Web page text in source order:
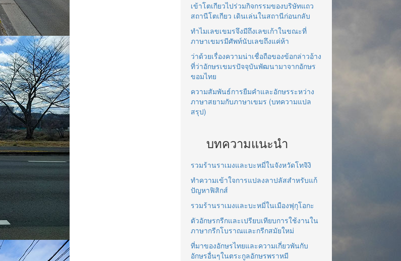
เข้าโตเกียวไปร่วมกิจกรรมของบริษัทแถว
สถานีโตเกียว เดินเล่นในสถานีก่อนกลับ
ทำไมเลขเขมรจึงมีถึงเลขเก้าในขณะที่
ภาษาเขมรมีศัพท์นับเลขถึงแค่ห้า
ว่าด้วยเรื่องความน่าเชื่อถือของข้อกล่าวอ้าง
ที่ว่าอักษรเขมรปัจจุบันพัฒนามาจากอักษร
ขอมไทย
ความสัมพันธ์การยืมคำและอักษรระหว่าง
ภาษาสยามกับภาษาเขมร (บทความแปล
สรุป)
บทความแนะนำ
รวมร้านราเมงและบะหมี่ในจังหวัดโทจิงิ
ทำความเข้าใจการแปลงลาปลัสสำหรับแก้
ปัญหาฟิสิกส์
รวมร้านราเมงและบะหมี่ในเมืองฟุกุโอกะ
ตัวอักษรกรีกและเปรียบเทียบการใช้งานใน
ภาษากรีกโบราณและกรีกสมัยใหม่
ที่มาของอักษรไทยและความเกี่ยวพันกับ
อักษรอื่นๆในตระกูลอักษรพราหมี